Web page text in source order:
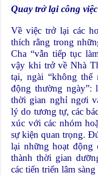
Quay trở lại công việc
Về việc trở lại các
thích rằng trong
Cha “vẫn tiếp tục
vậy khi trở về Nhà
tại, ngài “không thể
động thường ngày”:
thời gian nghỉ ngơi
lý do tương tự, các
xúc với các nhóm
sự kiện quan trọng.
lại những hoạt động
thành thời gian
các tiến triển lâm